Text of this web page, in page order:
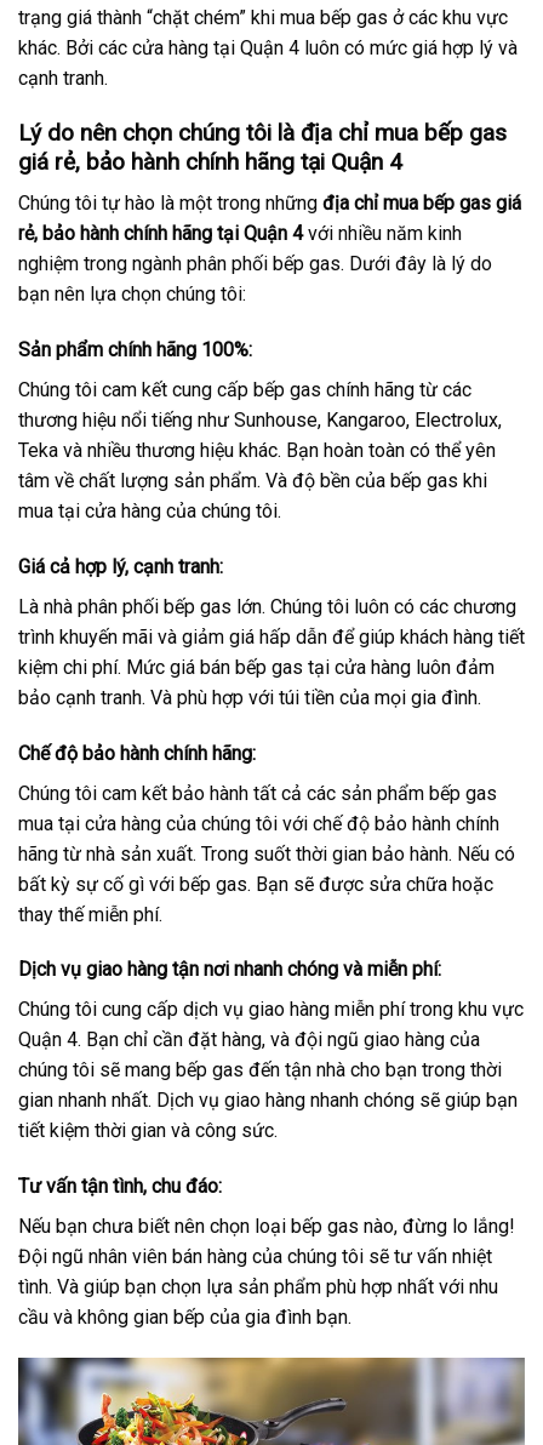
trạng giá thành “chặt chém” khi mua bếp gas ở các khu vực
khác. Bởi các cửa hàng tại Quận 4 luôn có mức giá hợp lý và
cạnh tranh.
Lý do nên chọn chúng tôi là địa chỉ mua bếp gas
giá rẻ, bảo hành chính hãng tại Quận 4
Chúng tôi tự hào là một trong những địa chỉ mua bếp gas giá
rẻ, bảo hành chính hãng tại Quận 4với nhiều năm kinh
nghiệm trong ngành phân phối bếp gas. Dưới đây là lý do
bạn nên lựa chọn chúng tôi:
Sản phẩm chính hãng 100%:
Chúng tôi cam kết cung cấp bếp gas chính hãng từ các
thương hiệu nổi tiếng như Sunhouse, Kangaroo, Electrolux,
Teka và nhiều thương hiệu khác. Bạn hoàn toàn có thể yên
tâm về chất lượng sản phẩm. Và độ bền của bếp gas khi
mua tại cửa hàng của chúng tôi.
Giá cả hợp lý, cạnh tranh:
Là nhà phân phối bếp gas lớn. Chúng tôi luôn có các chương
trình khuyến mãi và giảm giá hấp dẫn để giúp khách hàng tiết
kiệm chi phí. Mức giá bán bếp gas tại cửa hàng luôn đảm
bảo cạnh tranh. Và phù hợp với túi tiền của mọi gia đình.
Chế độ bảo hành chính hãng:
Chúng tôi cam kết bảo hành tất cả các sản phẩm bếp gas
mua tại cửa hàng của chúng tôi với chế độ bảo hành chính
hãng từ nhà sản xuất. Trong suốt thời gian bảo hành. Nếu có
bất kỳ sự cố gì với bếp gas. Bạn sẽ được sửa chữa hoặc
thay thế miễn phí.
Dịch vụ giao hàng tận nơi nhanh chóng và miễn phí:
Chúng tôi cung cấp dịch vụ giao hàng miễn phí trong khu vực
Quận 4. Bạn chỉ cần đặt hàng, và đội ngũ giao hàng của
chúng tôi sẽ mang bếp gas đến tận nhà cho bạn trong thời
gian nhanh nhất. Dịch vụ giao hàng nhanh chóng sẽ giúp bạn
tiết kiệm thời gian và công sức.
Tư vấn tận tình, chu đáo:
Nếu bạn chưa biết nên chọn loại bếp gas nào, đừng lo lắng!
Đội ngũ nhân viên bán hàng của chúng tôi sẽ tư vấn nhiệt
tình. Và giúp bạn chọn lựa sản phẩm phù hợp nhất với nhu
cầu và không gian bếp của gia đình bạn.